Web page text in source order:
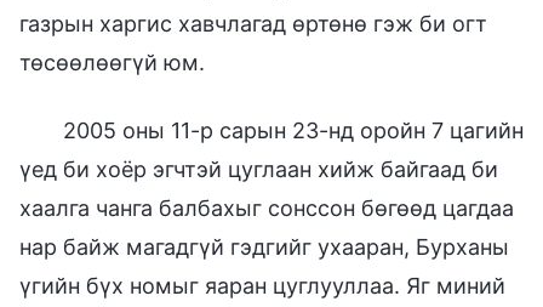
газрын харгис хавчлагад өртөнө гэж би огт
төсөөлөөгүй юм.
2005 оны 11-р сарын 23-нд оройн 7 цагийн
үед би хоёр эгчтэй цуглаан хийж байгаад би
хаалга чанга балбахыг сонссон бөгөөд цагдаа
нар байж магадгүй гэдгийг ухааран, Бурханы
үгийн бүх номыг яаран цуглууллаа. Яг миний